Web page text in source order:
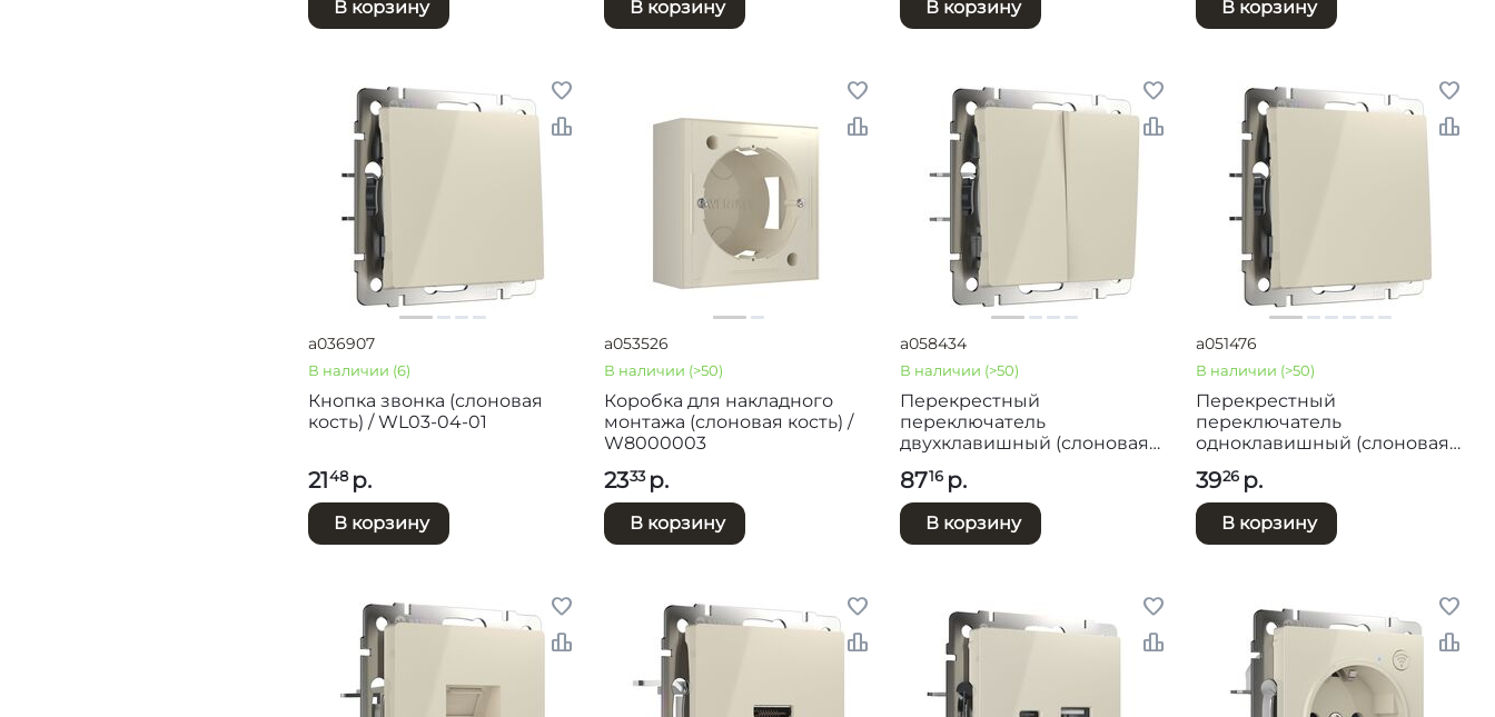
В корзину В корзину В корзину В корзину
Кнопка звонка (слоновая
кость) / WL03-04-01
2148 р.
В корзину
a036907
В наличии (6)
Коробка для накладного
монтажа (слоновая кость) /
W8000003
2333 р.
В корзину
a053526
В наличии (>50)
Перекрестный
переключатель
двухклавишный (слоновая
8716 р.
В корзину
a058434
В наличии (>50)
Перекрестный
переключатель
одноклавишный (слоновая
3926 р.
В корзину
a051476
В наличии (>50)